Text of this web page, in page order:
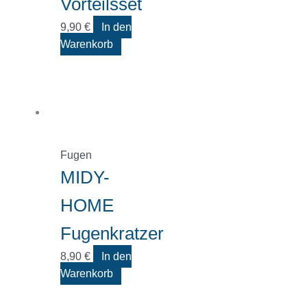
9,90 €
In den
Warenkorb
Fugen
MIDY-
HOME
Fugenkratzer
8,90 €
In den
Warenkorb